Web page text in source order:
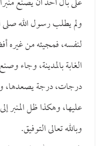
ولم يطلب رسول الله صلى
لنفسه، فمجيئه من غيره
الغابة بالمدينة، وجاء
درجات، درجة يصعدها،
عليها، وهكذا ظل المنبر
وبالله تعالى التوفيق.